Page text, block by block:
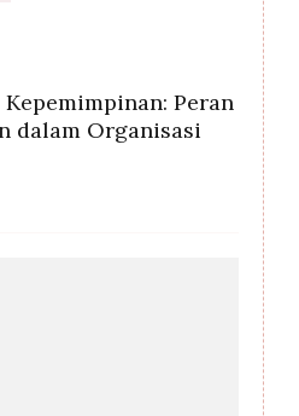
Peran
dalam Organisasi